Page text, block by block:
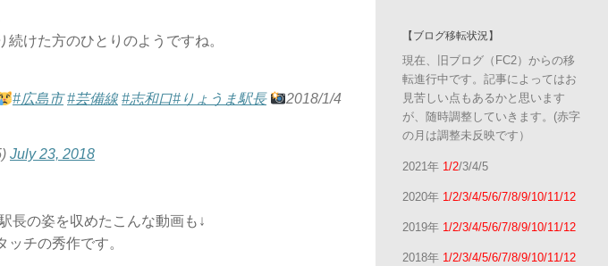
けた方のひとりのようですね。
#広島市 #芸備線 #志和口#りょうま駅長
2018/1/4
July 23, 2018
長の姿を収めたこんな動画も↓
チの秀作です。
【ブログ移転状況】
現在、旧ブログ（FC2）からの移
転進行中です。記事によってはお
見苦しい点もあるかと思います
が、随時調整していきます。(赤字
の月は調整未反映です）
2021年 1/2/3/4/5
2020年 1/2/3/4/5/6/7/8/9/10/11/12
2019年 1/2/3/4/5/6/7/8/9/10/11/12
2018年 1/2/3/4/5/6/7/8/9/10/11/12